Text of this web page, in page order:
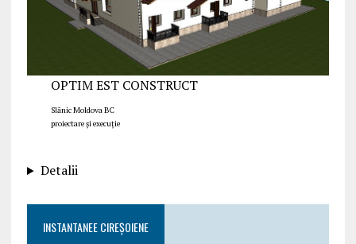
OPTIM EST CONSTRUCT
Slănic Moldova BC
proiectare și execuție
Detalii
INSTANTANEE CIREȘOIENE